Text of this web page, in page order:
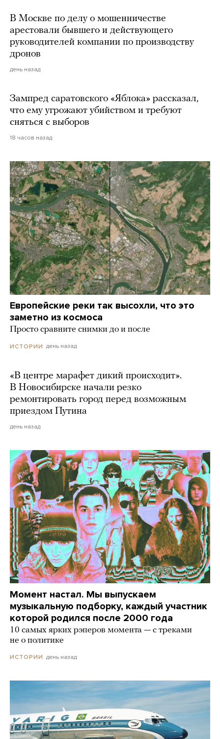
В Москве по делу о мошенничестве
арестовали бывшего и действующего
руководителей компании по производству
дронов
день назад
Зампред саратовского «Яблока» рассказал,
что ему угрожают убийством и требуют
сняться с выборов
18 часов назад
Европейские реки так высохли, что это
заметно из космоса
Просто сравните снимки до и после
ИСТОРИИ день назад
«В центре марафет дикий происходит».
В Новосибирске начали резко
ремонтировать город перед возможным
приездом Путина
день назад
Момент настал. Мы выпускаем
музыкальную подборку, каждый участник
которой родился после 2000 года
10 самых ярких рэперов момента — с треками
не о политике
ИСТОРИИ день назад